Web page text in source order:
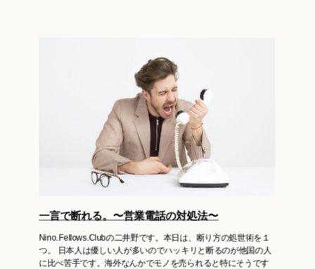
一言で断れる。〜営業電話の対処法〜
Nino.Fellows.Clubの二井野です。本日は、断り方の処世術を１
つ。 日本人は優しい人が多いのでハッキリと断るのが他国の人
に比べ苦手です。海外なんかでモノを売られると特にそうです